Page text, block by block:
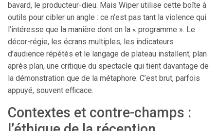
bavard, le producteur-dieu. Mais Wiper utilise cette boîte à
outils pour cibler un angle : ce n’est pas tant la violence qui
l’intéresse que la manière dont on la « programme ». Le
décor-régie, les écrans multiples, les indicateurs
d’audience répétés et le langage de plateau installent, plan
après plan, une critique du spectacle qui tient davantage de
la démonstration que de la métaphore. C’est brut, parfois
appuyé, souvent efficace.
Contextes et contre-champs :